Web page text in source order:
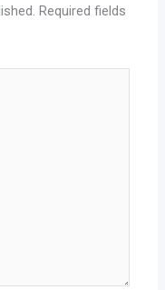
Required fields